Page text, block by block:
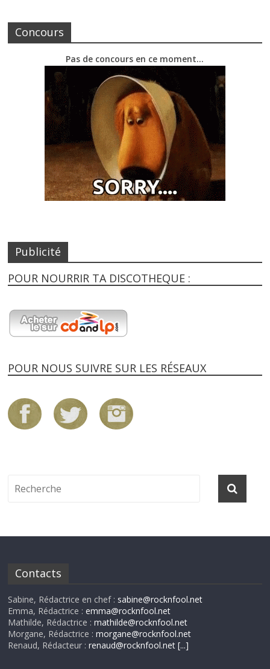
Concours
Pas de concours en ce moment…
Publicité
POUR NOURRIR TA DISCOTHEQUE :
POUR NOUS SUIVRE SUR LES RÉSEAUX
Contacts
Sabine, Rédactrice en chef : sabine@rocknfool.net
Emma, Rédactrice :emma@rocknfool.net
Mathilde, Rédactrice :mathilde@rocknfool.net
Morgane, Rédactrice :morgane@rocknfool.net
Renaud, Rédacteur :renaud@rocknfool.net [...]